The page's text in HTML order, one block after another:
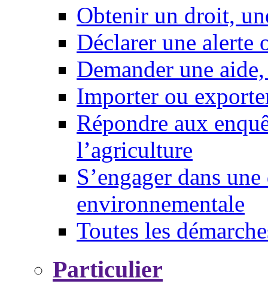
Obtenir un droit,
Déclarer une alerte
Demander une
Importer ou
Répondre aux
l’agriculture
S’engager dans
environnementale
Toutes les
Particulier